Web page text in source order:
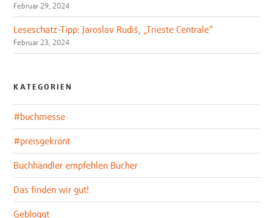
Februar 29, 2024
Leseschatz-Tipp: Jaroslav Rudiš, „Trieste Centrale“
Februar 23, 2024
KATEGORIEN
#buchmesse
#preisgekrönt
Buchhändler empfehlen Bücher
Das finden wir gut!
Gebloggt